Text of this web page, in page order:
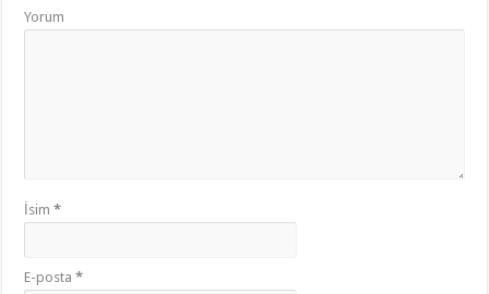
Yorum
İsim*
E-posta*